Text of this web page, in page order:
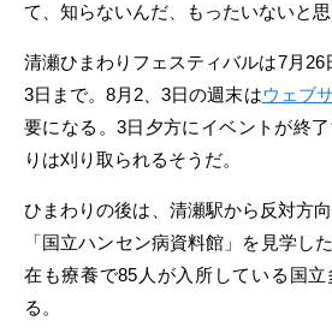
て、知らないんだ、もったいないと思
清瀬ひまわりフェスティバルは7月26
3日まで。8月2、3日の週末はウェブ
要になる。3日夕方にイベントが終
りは刈り取られるそうだ。
ひまわりの後は、清瀬駅から反対方
「国立ハンセン病資料館」を見学し
在も療養で85人が入所している国
る。